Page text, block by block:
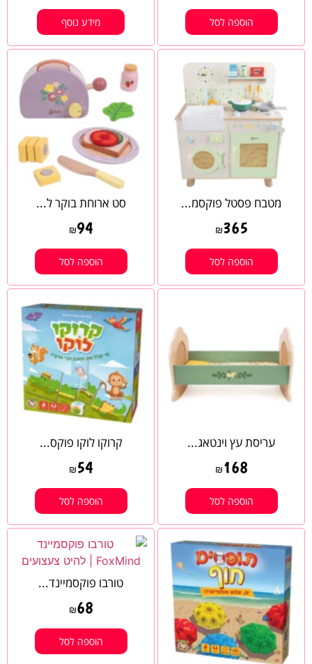
הוספה לסל מידע נוסף
מטבח פסטל פוקסמ...
₪365
הוספה לסל
סט ארוחת בוקר ל...
₪94
הוספה לסל
עריסת עץ וינטאג...
₪ 168
הוספה לסל
קרוקו לוקו פוקס...
₪ 54
הוספה לסל
טורבו פוקסמיינד...
₪68
הוספה לסל